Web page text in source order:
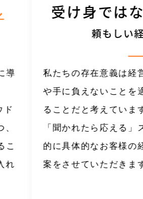
受け身ではなく
頼もしい経営者
私たちの存在意義は経営者様
や手に負えないことを適切に
ることだと考えています。
「聞かれたら応える」スタイ
的に具体的なお客様の経営ス
案をさせていただきます。